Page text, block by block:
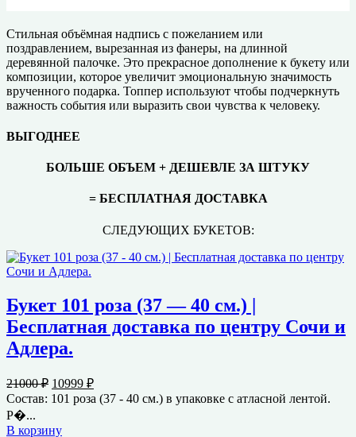
Стильная объёмная надпись с пожеланием или
поздравлением, вырезанная из фанеры, на длинной
деревянной палочке. Это прекрасное дополнение к букету или
композиции, которое увеличит эмоциональную значимость
врученного подарка. Топпер используют чтобы подчеркнуть
важность события или выразить свои чувства к человеку.
ВЫГОДНЕЕ
БОЛЬШЕ ОБЪЕМ + ДЕШЕВЛЕ ЗА ШТУКУ
= БЕСПЛАТНАЯ ДОСТАВКА
СЛЕДУЮЩИХ БУКЕТОВ:
Букет 101 роза (37 — 40 см.) |
Бесплатная доставка по центру Сочи и
Адлера.
21000₽ Первоначальная
цена
составляла
21000 ₽.
10999 ₽Текущая
цена:
Состав: 101 роза (37 - 40 см.) в упаковке с атласной лентой.
Р�...
В корзину